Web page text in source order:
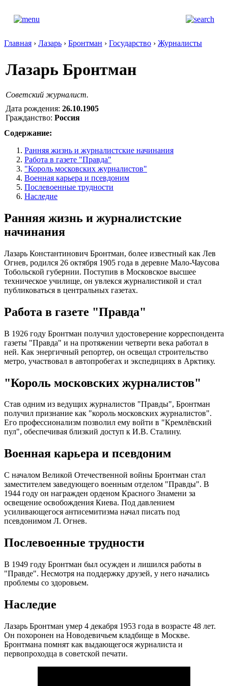
Главная › Лазарь › Бронтман › Государство › Журналисты
Лазарь Бронтман
Советский журналист.
Дата рождения: 26.10.1905
Гражданство: Россия
Содержание:
Ранняя жизнь и журналистские начинания
Работа в газете "Правда"
"Король московских журналистов"
Военная карьера и псевдоним
Послевоенные трудности
Наследие
Ранняя жизнь и журналистские
начинания
Лазарь Константинович Бронтман, более известный как Лев
Огнев, родился 26 октября 1905 года в деревне Мало-Чаусова
Тобольской губернии. Поступив в Московское высшее
техническое училище, он увлекся журналистикой и стал
публиковаться в центральных газетах.
Работа в газете "Правда"
В 1926 году Бронтман получил удостоверение корреспондента
газеты "Правда" и на протяжении четверти века работал в
ней. Как энергичный репортер, он освещал строительство
метро, участвовал в автопробегах и экспедициях в Арктику.
"Король московских журналистов"
Став одним из ведущих журналистов "Правды", Бронтман
получил признание как "король московских журналистов".
Его профессионализм позволил ему войти в "Кремлёвский
пул", обеспечивая близкий доступ к И.В. Сталину.
Военная карьера и псевдоним
С началом Великой Отечественной войны Бронтман стал
заместителем заведующего военным отделом "Правды". В
1944 году он награжден орденом Красного Знамени за
освещение освобождения Киева. Под давлением
усиливающегося антисемитизма начал писать под
псевдонимом Л. Огнев.
Послевоенные трудности
В 1949 году Бронтман был осужден и лишился работы в
"Правде". Несмотря на поддержку друзей, у него начались
проблемы со здоровьем.
Наследие
Лазарь Бронтман умер 4 декабря 1953 года в возрасте 48 лет.
Он похоронен на Новодевичьем кладбище в Москве.
Бронтмана помнят как выдающегося журналиста и
первопроходца в советской печати.